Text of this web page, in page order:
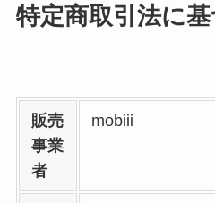
特定商取引法に
販売
事業
者
mobiii